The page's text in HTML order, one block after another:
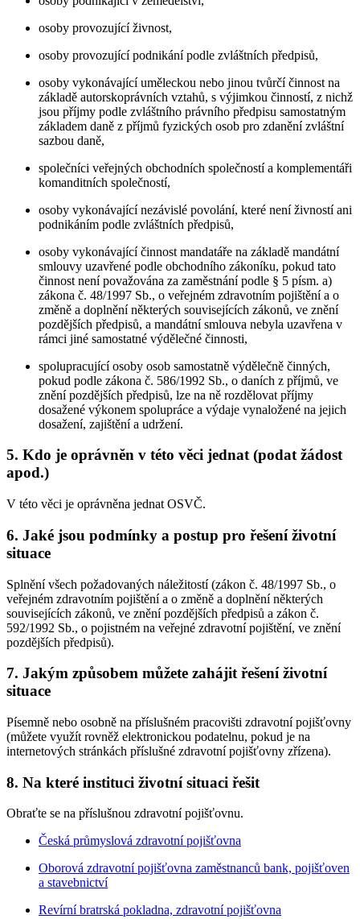
osoby provozující živnost,
osoby provozující podnikání podle zvláštních předpisů,
osoby vykonávající uměleckou nebo jinou tvůrčí činnost na
základě autorskoprávních vztahů, s výjimkou činností, z nichž
jsou příjmy podle zvláštního právního předpisu samostatným
základem daně z příjmů fyzických osob pro zdanění zvláštní
sazbou daně,
společníci veřejných obchodních společností a komplementáři
komanditních společností,
osoby vykonávající nezávislé povolání, které není živností ani
podnikáním podle zvláštních předpisů,
osoby vykonávající činnost mandatáře na základě mandátní
smlouvy uzavřené podle obchodního zákoníku, pokud tato
činnost není považována za zaměstnání podle § 5 písm. a)
zákona č. 48/1997 Sb., o veřejném zdravotním pojištění a o
změně a doplnění některých souvisejících zákonů, ve znění
pozdějších předpisů, a mandátní smlouva nebyla uzavřena v
rámci jiné samostatné výdělečné činnosti,
spolupracující osoby osob samostatně výdělečně činných,
pokud podle zákona č. 586/1992 Sb., o daních z příjmů, ve
znění pozdějších předpisů, lze na ně rozdělovat příjmy
dosažené výkonem spolupráce a výdaje vynaložené na jejich
dosažení, zajištění a udržení.
5. Kdo je oprávněn v této věci jednat (podat žádost
apod.)
V této věci je oprávněna jednat OSVČ.
6. Jaké jsou podmínky a postup pro řešení životní
situace
Splnění všech požadovaných náležitostí (zákon č. 48/1997 Sb., o
veřejném zdravotním pojištění a o změně a doplnění některých
souvisejících zákonů, ve znění pozdějších předpisů a zákon č.
592/1992 Sb., o pojistném na veřejné zdravotní pojištění, ve znění
pozdějších předpisů).
7. Jakým způsobem můžete zahájit řešení životní
situace
Písemně nebo osobně na příslušném pracovišti zdravotní pojišťovny
(můžete využít rovněž elektronickou podatelnu, pokud je na
internetových stránkách příslušné zdravotní pojišťovny zřízena).
8. Na které instituci životní situaci řešit
Obraťte se na příslušnou zdravotní pojišťovnu.
Česká průmyslová zdravotní pojišťovna
Oborová zdravotní pojišťovna zaměstnanců bank, pojišťoven
a stavebnictví
Revírní bratrská pokladna, zdravotní pojišťovna